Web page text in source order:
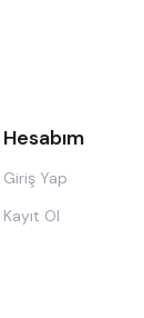
Hesabım
Giriş Yap
Kayıt Ol